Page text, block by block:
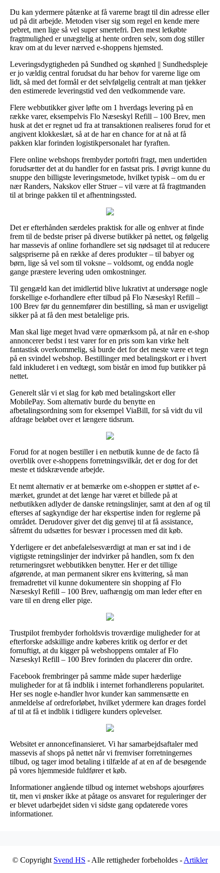
Du kan ydermere påtænke at få varerne bragt til din adresse eller
ud på dit arbejde. Metoden viser sig som regel en kende mere
pebret, men lige så vel super smertefri. Den mest letkøbte
fragtmulighed er unægtelig at hente ordren selv, som dog stiller
krav om at du lever nærved e-shoppens hjemsted.
Leveringsdygtigheden på Sundhed og skønhed || Sundhedspleje
er jo vældig central forudsat du har behov for varerne lige om
lidt, så med det formål er det selvfølgelig centralt at man tjekker
den estimerede leveringstid ved den vedkommende vare.
Flere webbutikker giver løfte om 1 hverdags levering på en
række varer, eksempelvis Flo Næseskyl Refill – 100 Brev, men
husk at det er regnet ud fra at transaktionen realiseres forud for et
angivent klokkeslæt, så at de har en chance for at nå at få
pakken klar forinden logistikpersonalet har fyraften.
Flere online webshops frembyder portofri fragt, men undertiden
forudsætter det at du handler for en fastsat pris. I øvrigt kunne du
snuppe den billigste leveringsmetode, hvilket typisk – om du er
nær Randers, Nakskov eller Struer – vil være at få fragtmanden
til at bringe pakken til et afhentningssted.
Det er efterhånden særdeles praktisk for alle og enhver at finde
frem til de bedste priser på diverse butikker på nettet, og følgelig
har massevis af online forhandlere set sig nødsaget til at reducere
salgspriserne på en række af deres produkter – til babyer og
børn, lige så vel som til voksne – voldsomt, og endda nogle
gange præstere levering uden omkostninger.
Til gengæld kan det imidlertid blive lukrativt at undersøge nogle
forskellige e-forhandlere efter tilbud på Flo Næseskyl Refill –
100 Brev før du gennemfører din bestilling, så man er usvigeligt
sikker på at få den mest betalelige pris.
Man skal lige meget hvad være opmærksom på, at når en e-shop
annoncerer bedst i test varer for en pris som kan virke helt
fantastisk overkommelig, så burde det for det meste være et tegn
på en svindel webshop. Bestillinger med betalingskort er i hvert
fald inkluderet i en vedtægt, som bistår en imod fup butikker på
nettet.
Generelt slår vi et slag for køb med betalingskort eller
MobilePay. Som alternativ burde du benytte en
afbetalingsordning som for eksempel ViaBill, for så vidt du vil
afdrage beløbet over et længere tidsrum.
Forud for at nogen bestiller i en netbutik kunne de de facto få
overblik over e-shoppens forretningsvilkår, det er dog for det
meste et tidskrævende arbejde.
Et nemt alternativ er at bemærke om e-shoppen er støttet af e-
mærket, grundet at det længe har været et billede på at
netbutikken adlyder de danske retningslinjer, samt at den af og til
efterses af sagkyndige der har ekspertise inden for reglerne på
området. Derudover giver det dig genvej til at få assistance,
såfremt du udsættes for besvær i processen med dit køb.
Yderligere er det anbefalelsesværdigt at man er sat ind i de
vigtigste retningslinjer der indvirker på handlen, som fx den
returneringsret webbutikken benytter. Her er det tillige
afgørende, at man permanent sikrer ens kvittering, så man
fremadrettet vil kunne dokumentere sin shopping af Flo
Næseskyl Refill – 100 Brev, uafhængig om man leder efter en
vare til en dreng eller pige.
Trustpilot frembyder forholdsvis troværdige muligheder for at
efterforske adskillige andre køberes kritik og derfor er det
fornuftigt, at du kigger på webshoppens omtaler af Flo
Næseskyl Refill – 100 Brev forinden du placerer din ordre.
Facebook frembringer på samme måde super hæderlige
muligheder for at få indblik i internet forhandlerens popularitet.
Her ses nogle e-handler hvor kunder kan sammensætte en
anmeldelse af ordreforløbet, hvilket ydermere kan drages fordel
af til at få et indblik i tidligere kunders oplevelser.
Websitet er annoncefinansieret. Vi har samarbejdsaftaler med
massevis af shops på nettet når vi fremviser forretningernes
tilbud, og tager imod betaling i tilfælde af at en af de besøgende
på vores hjemmeside fuldfører et køb.
Informationer angående tilbud og internet webshops ajourføres
tit, men vi ønsker ikke at påtage os ansvaret for reguleringer der
er blevet udarbejdet siden vi sidste gang opdaterede vores
informationer.
© Copyright Svend HS - Alle rettigheder forbeholdes - Artikler